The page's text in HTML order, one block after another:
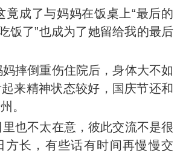
竟成了与妈妈在饭桌上“最后的
饭了”也成为了她留给我的最后
摔倒重伤住院后，身体大不如
来精神状态较好，国庆节还和
。
里也不太在意，彼此交流不是很
方长，有些话有时间再慢慢交